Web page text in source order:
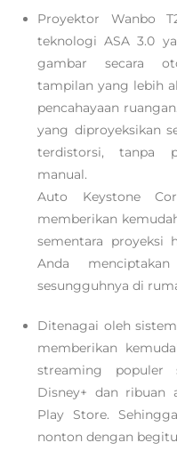
Proyektor Wanbo
teknologi ASA 3.0
gambar secara
tampilan yang lebih
pencahayaan
yang diproyeksikan
terdistorsi, tanpa
manual.
Auto Keystone
memberikan
sementara proyeksi
Anda
sesungguhnya di
Ditenagai oleh
memberikan
streaming populer
Disney+ dan ribuan
Play Store.
nonton dengan